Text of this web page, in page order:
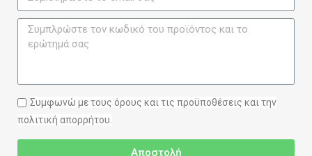
Συμφωνώ με τους όρους και τις προϋποθέσεις και την
πολιτική απορρήτου.
Αποστολή